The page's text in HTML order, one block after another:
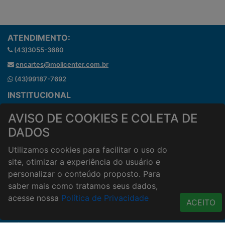
AVISO DE COOKIES E COLETA DE
DADOS
Utilizamos cookies para facilitar o uso do
site, otimizar a experiência do usuário e
personalizar o conteúdo proposto. Para
saber mais como tratamos seus dados,
acesse nossa Política de Privacidade ACEITO
ATENDIMENTO:
(43)3055-3680
encartes@molicenter.com.br
(43)99187-7692
INSTITUCIONAL
Horários de atendimento
HORÁRIOS E ENTREGA
Formas de Pagamento
Horários de Entrega
Taxa de entrega
Cidades Atendidas
ACESSO RÁPIDO